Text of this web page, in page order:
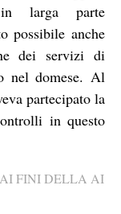
larga parte
possibile anche
dei servizi di
nel domese. Al
partecipato la
in questo
FINI DELLA AI